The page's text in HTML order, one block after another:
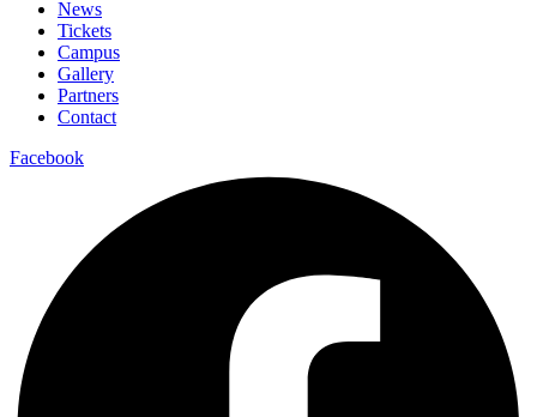
News
Tickets
Campus
Gallery
Partners
Contact
Facebook